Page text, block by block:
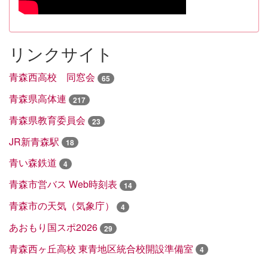
リンクサイト
青森西高校 同窓会 65
青森県高体連 217
青森県教育委員会 23
JR新青森駅 18
青い森鉄道 4
青森市営バス Web時刻表 14
青森市の天気（気象庁） 4
あおもり国スポ2026 29
青森西ヶ丘高校 東青地区統合校開設準備室 4